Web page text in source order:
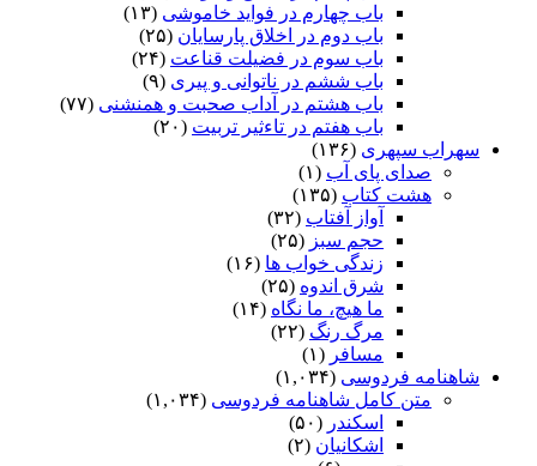
باب چهارم در فواید خاموشى (۱۳)
باب دوم در اخلاق پارسایان (۲۵)
باب سوم در فضیلت قناعت (۲۴)
باب ششم در ناتوانى و پیرى (۹)
باب هشتم در آداب صحبت و همنشنى (۷۷)
باب هفتم در تاءثیر تربیت (۲۰)
سهراب سپهری (۱۳۶)
صدای پای آب (۱)
هشت کتاب (۱۳۵)
آواز آفتاب (۳۲)
حجم سبز (۲۵)
زندگی خواب ها (۱۶)
شرق اندوه (۲۵)
ما هیچ، ما نگاه (۱۴)
مرگ رنگ (۲۲)
مسافر (۱)
شاهنامه فردوسی (۱,۰۳۴)
متن کامل شاهنامه فردوسی (۱,۰۳۴)
اسکندر (۵۰)
اشکانیان (۲)